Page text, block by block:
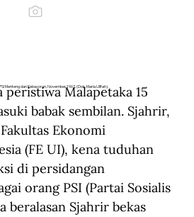
Menteng dan Kebayoran, November 1967. (Dok. Maria Ullfah).
peristiwa Malapetaka 15
babak sembilan. Sjahrir,
Ekonomi
(FE UI), kena tuduhan
di persidangan
orang PSI (Partai Sosialis
beralasan Sjahrir bekas